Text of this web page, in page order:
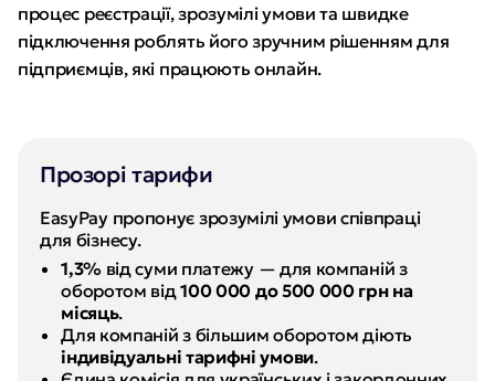
процес реєстрації, зрозумілі умови та швидке
підключення роблять його зручним рішенням для
підприємців, які працюють онлайн.
Прозорі тарифи
EasyPay пропонує зрозумілі умови співпраці
для бізнесу.
1,3% від суми платежу — для компаній з
оборотом від 100 000 до 500 000 грн на
місяць.
індивідуальні тарифні умови.